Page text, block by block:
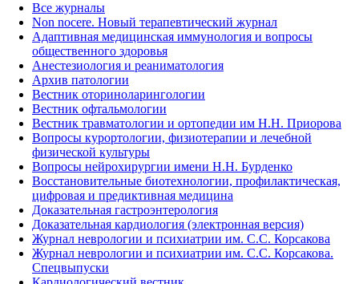
Все журналы
Non nocere. Новый терапевтический журнал
Адаптивная медицинская иммунология и вопросы
общественного здоровья
Анестезиология и реаниматология
Архив патологии
Вестник оториноларингологии
Вестник офтальмологии
Вестник травматологии и ортопедии им Н.Н. Приорова
Вопросы курортологии, физиотерапии и лечебной
физической культуры
Вопросы нейрохирургии имени Н.Н. Бурденко
Восстановительные биотехнологии, профилактическая,
цифровая и предиктивная медицина
Доказательная гастроэнтерология
Доказательная кардиология (электронная версия)
Журнал неврологии и психиатрии им. С.С. Корсакова
Журнал неврологии и психиатрии им. С.С. Корсакова.
Спецвыпуски